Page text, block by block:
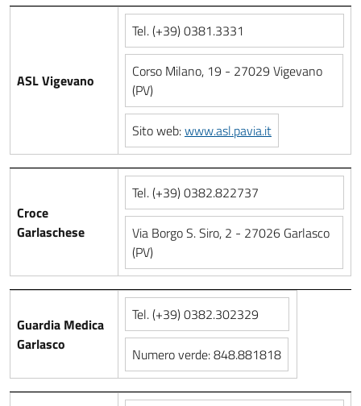
ASL Vigevano
Tel. (+39) 0381.3331
Corso Milano, 19 - 27029 Vigevano
(PV)
Sito web:www.asl.pavia.it
Croce
Garlaschese
Tel. (+39) 0382.822737
Via Borgo S. Siro, 2 - 27026 Garlasco
(PV)
Guardia Medica
Garlasco
Tel. (+39) 0382.302329
Numero verde: 848.881818